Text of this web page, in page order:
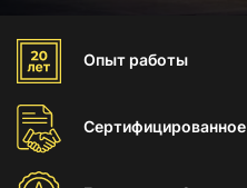
Опыт работы
Сертифицированное